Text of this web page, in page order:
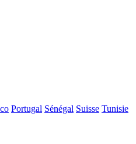
Portugal Sénégal Suisse Tunisie